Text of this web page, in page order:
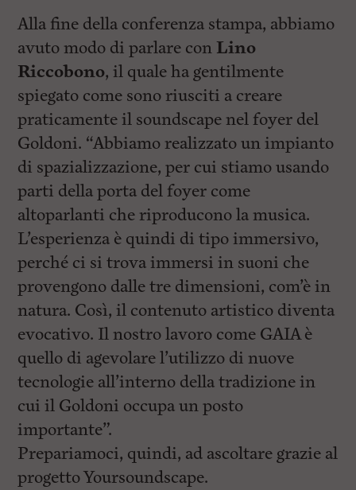
Alla fine della conferenza stampa, abbiamo
avuto modo di parlare con Lino
Riccobono, il quale ha gentilmente
spiegato come sono riusciti a creare
praticamente il soundscape nel foyer del
Goldoni. “Abbiamo realizzato un impianto
di spazializzazione, per cui stiamo usando
parti della porta del foyer come
altoparlanti che riproducono la musica.
L’esperienza è quindi di tipo immersivo,
perché ci si trova immersi in suoni che
provengono dalle tre dimensioni, com’è in
natura. Così, il contenuto artistico diventa
evocativo. Il nostro lavoro come GAIA è
quello di agevolare l’utilizzo di nuove
tecnologie all’interno della tradizione in
cui il Goldoni occupa un posto
importante”.
Prepariamoci, quindi, ad ascoltare grazie al
progetto Yoursoundscape.